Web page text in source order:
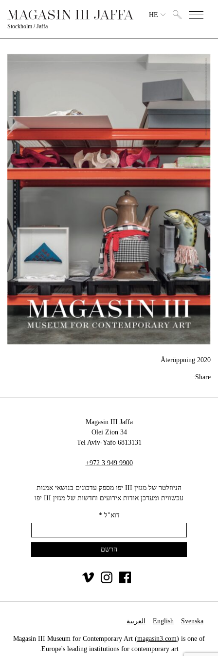
Stockholm /Jaffa
HE
Återöppning 2020
Share:
Magasin III Jaffa
34 Olei Zion
6813131 Tel Aviv-Yafo
+972 3 949 9900
הניוזלטר של מגזין III יפו מספק עדכונים בנושאי אמנות
עכשווית ומעדכן אודות אירועים וחדשות של מגזין III יפו‬
דוא"ל*
Svenska
English العربية
Magasin III Museum for Contemporary Art (magasin3.com) is one of
Europe's leading institutions for contemporary art.